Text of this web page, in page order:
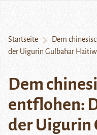
Startseite
Dem
der Uigurin Gulbahar
Dem
entflohen:
der Uigurin